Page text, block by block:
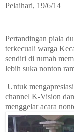
Pelaihari, 19/6/14
Pertandingan piala
terkecuali warga
sendiri di rumah
lebih suka nonton
Untuk
channel K-Vision
menggelar acara